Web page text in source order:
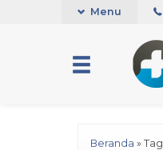
Menu
Beranda »